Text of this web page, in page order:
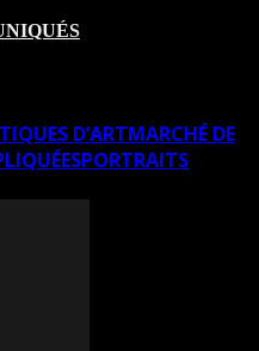
D’ARTMARCHÉ DE
PORTRAITS